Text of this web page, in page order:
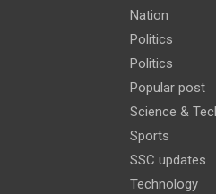
Nation
Politics
Politics
Popular post
Science &
Sports
SSC updates
Technology